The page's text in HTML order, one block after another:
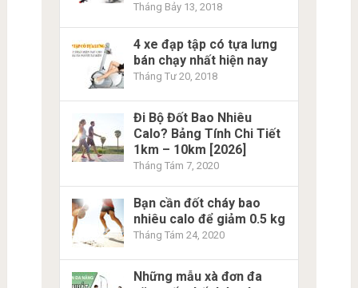
Tháng Bảy 13, 2018
4 xe đạp tập có tựa lưng
bán chạy nhất hiện nay
Tháng Tư 20, 2018
Đi Bộ Đốt Bao Nhiêu
Calo? Bảng Tính Chi Tiết
1km – 10km [2026]
Tháng Tám 7, 2020
Bạn cần đốt cháy bao
nhiêu calo để giảm 0.5 kg
Tháng Tám 24, 2020
Những mẫu xà đơn đa